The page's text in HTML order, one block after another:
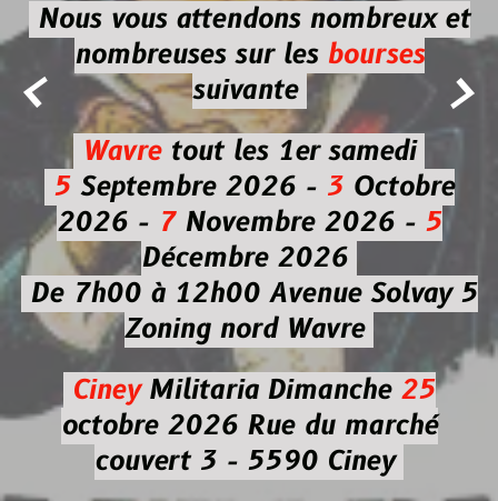
 
Nous vous attendons nombreux et
nombreuses sur les bourses
suivante
Wavretout les 1er samedi
5Septembre 2026 - 3Octobre
2026 -7Novembre 2026 - 5
Décembre 2026
De 7h00 à 12h00 Avenue Solvay 5
Zoning nord Wavre
CineyMilitaria Dimanche 25
octobre 2026Rue du marché
couvert 3 - 5590 Ciney